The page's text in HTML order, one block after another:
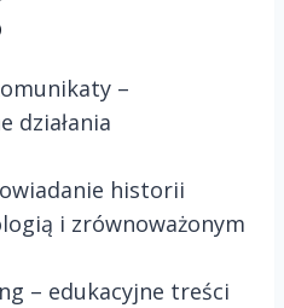
–
działania
historii
i zrównoważonym
– edukacyjne treści